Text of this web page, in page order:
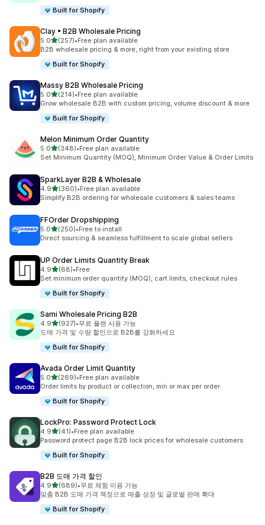
Built for Shopify
Clay • B2B Wholesale Pricing
5.0별 5개 중
(257)
총 리뷰 257개
•Free plan available
B2B wholesale pricing & more, right from your existing store
Built for Shopify
Massy B2B Wholesale Pricing
5.0별 5개 중
(214)
총 리뷰 214개
•Free plan available
Grow wholesale B2B with custom pricing, volume discount & more
Built for Shopify
Melon Minimum Order Quantity
5.0별 5개 중
(348)
총 리뷰 348개
•Free plan available
Set Minimum Quantity (MOQ), Minimum Order Value & Order Limits
SparkLayer B2B & Wholesale
4.9별 5개 중
(360)
총 리뷰 360개
•Free plan available
Simplify B2B ordering for wholesale customers & sales teams
FFOrder Dropshipping
5.0별 5개 중
(250)
총 리뷰 250개
•Free to install
Direct sourcing & seamless fulfillment to scale global sellers
UP Order Limits Quantity Break
4.9별 5개 중
(68)
총 리뷰 68개
•Free
Set minimum order quantity (MOQ), cart limits, checkout rules
Built for Shopify
Sami Wholesale Pricing B2B
4.9별 5개 중
(927)
총 리뷰 927개
•무료 플랜 사용 가능
도매 가격 및 수량 할인으로 B2B를 강화하세요
Built for Shopify
Avada Order Limit Quantity
5.0별 5개 중
(269)
총 리뷰 269개
•Free plan available
Order limits by product or collection, min or max per order
Built for Shopify
LockPro: Password Protect Lock
4.9별 5개 중
(41)
총 리뷰 41개
•Free plan available
Password protect page B2B lock prices for wholesale customers
Built for Shopify
B2B 도매 가격 할인
4.9별 5개 중
(689)
총 리뷰 689개
•무료 체험 이용 가능
맞춤 B2B 도매 가격 책정으로 매출 성장 및 글로벌 판매 확대
Built for Shopify